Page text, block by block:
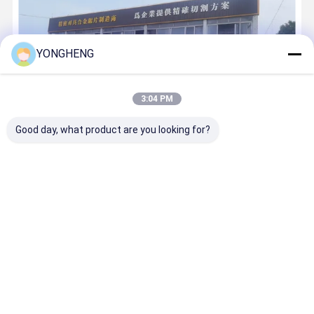
YONGHENG
3:04 PM
Good day, what product are you looking for?